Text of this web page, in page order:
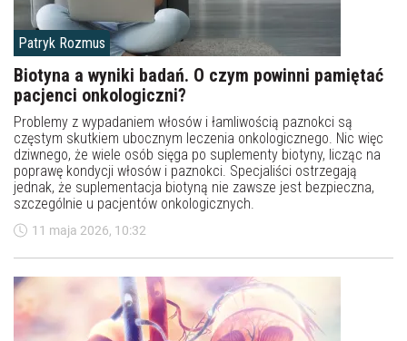
Patryk Rozmus
Biotyna a wyniki badań. O czym powinni pamiętać
pacjenci onkologiczni?
Problemy z wypadaniem włosów i łamliwością paznokci są
częstym skutkiem ubocznym leczenia onkologicznego. Nic więc
dziwnego, że wiele osób sięga po suplementy biotyny, licząc na
poprawę kondycji włosów i paznokci. Specjaliści ostrzegają
jednak, że suplementacja biotyną nie zawsze jest bezpieczna,
szczególnie u pacjentów onkologicznych.
11 maja 2026, 10:32